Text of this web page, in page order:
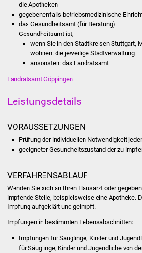
Stadtinfo
Presse
Bürger &
Was
die Apotheken
gegebenenfalls betriebsmedizinische
das Gesundheitsamt (für Beratung)
Gesundheitsamt ist,
wenn Sie in den Stadtkreisen Stuttgart,
wohnen: die jeweilige Stadtverwaltung
ansonsten: das Landratsamt
Landratsamt Göppingen
Leistungsdetails
VORAUSSETZUNGEN
Prüfung der individuellen Notwendigkeit
geeigneter Gesundheitszustand der zu
VERFAHRENSABLAUF
Wenden Sie sich an Ihren Hausarzt oder
impfende Stelle, beispielsweise eine Apotheke.
Impfung aufgeklärt und geimpft.
Impfungen in bestimmten Lebensabschnitten:
Impfungen für Säuglinge, Kinder und
für Säuglinge, Kinder und Jugendliche von